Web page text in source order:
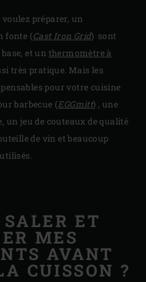
préparer, un
fonte (Cast Iron Grid) sont
et un thermomètre à
très pratique. Mais les
pour votre cuisine
barbecue (EGGmitt) , une
un jeu de couteaux de qualité
de vin et beaucoup
ET
MES
AVANT
CUISSON ?